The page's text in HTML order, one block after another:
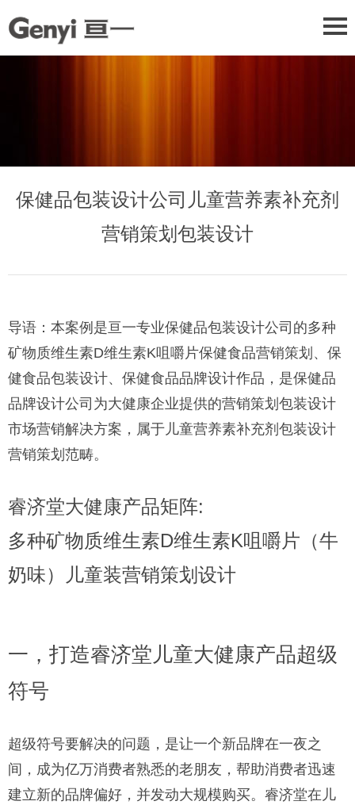
保健品包装设计公司儿童营养素补充剂
营销策划包装设计
导语：本案例是亘一专业保健品包装设计公司的多种
矿物质维生素D维生素K咀嚼片保健食品营销策划、保
健食品包装设计、保健食品品牌设计作品，是保健品
品牌设计公司为大健康企业提供的营销策划包装设计
市场营销解决方案，属于儿童营养素补充剂包装设计
营销策划范畴。
睿济堂大健康产品矩阵:
多种矿物质维生素D维生素K咀嚼片（牛
奶味）儿童装营销策划设计
一，打造睿济堂儿童大健康产品超级
符号
超级符号要解决的问题，是让一个新品牌在一夜之
间，成为亿万消费者熟悉的老朋友，帮助消费者迅速
建立新的品牌偏好，并发动大规模购买。睿济堂在儿